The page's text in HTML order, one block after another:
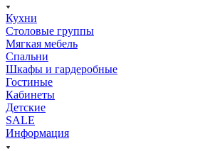
Кухни
Столовые группы
Мягкая мебель
Спальни
Шкафы и гардеробные
Гостиные
Кабинеты
Детские
SALE
Информация